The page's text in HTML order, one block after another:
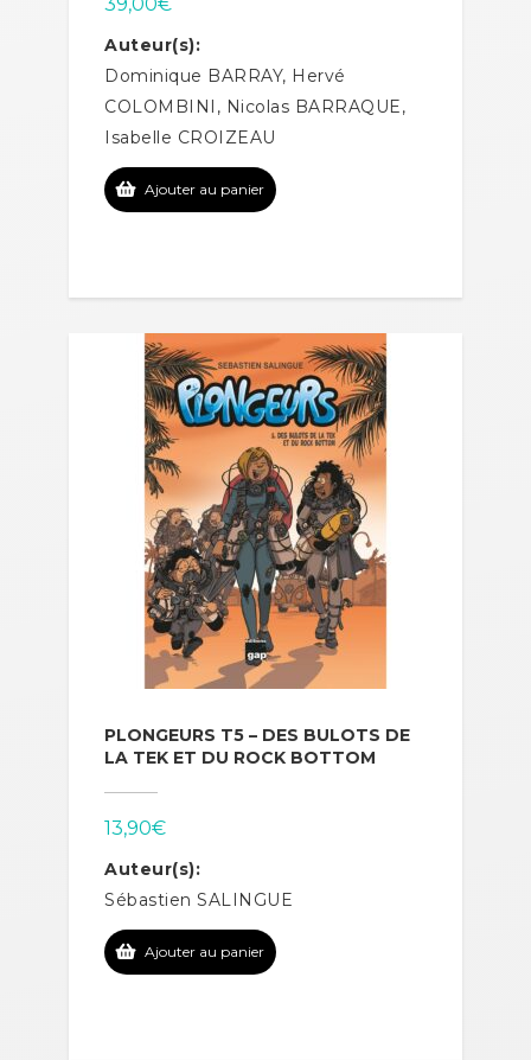
Auteur(s):
Dominique BARRAY, Hervé
COLOMBINI, Nicolas BARRAQUE,
Isabelle CROIZEAU
Ajouter au panier
PLONGEURS T5 – DES BULOTS DE
LA TEK ET DU ROCK BOTTOM
13,90€
Auteur(s):
Sébastien SALINGUE
Ajouter au panier